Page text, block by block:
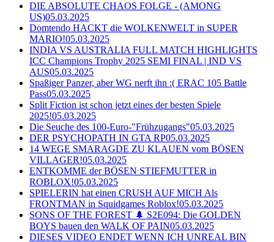
DIE ABSOLUTE CHAOS FOLGE - (AMONG
US)05.03.2025
Domtendo HACKT die WOLKENWELT in SUPER
MARIO!05.03.2025
INDIA VS AUSTRALIA FULL MATCH HIGHLIGHTS
ICC Champions Trophy 2025 SEMI FINAL | IND VS
AUS05.03.2025
Spaßiger Panzer, aber WG nerft ihn :( ERAC 105 Battle
Pass05.03.2025
Split Fiction ist schon jetzt eines der besten Spiele
2025!05.03.2025
Die Seuche des 100-Euro-"Frühzugangs"05.03.2025
DER PSYCHOPATH IN GTA RP05.03.2025
14 WEGE SMARAGDE ZU KLAUEN vom BÖSEN
VILLAGER!05.03.2025
ENTKOMME der BÖSEN STIEFMUTTER in
ROBLOX!05.03.2025
SPIELERIN hat einen CRUSH AUF MICH Als
FRONTMAN in Squidgames Roblox!05.03.2025
SONS OF THE FOREST 🌲 S2E094: Die GOLDEN
BOYS bauen den WALK OF PAIN05.03.2025
DIESES VIDEO ENDET WENN ICH UNREAL BIN